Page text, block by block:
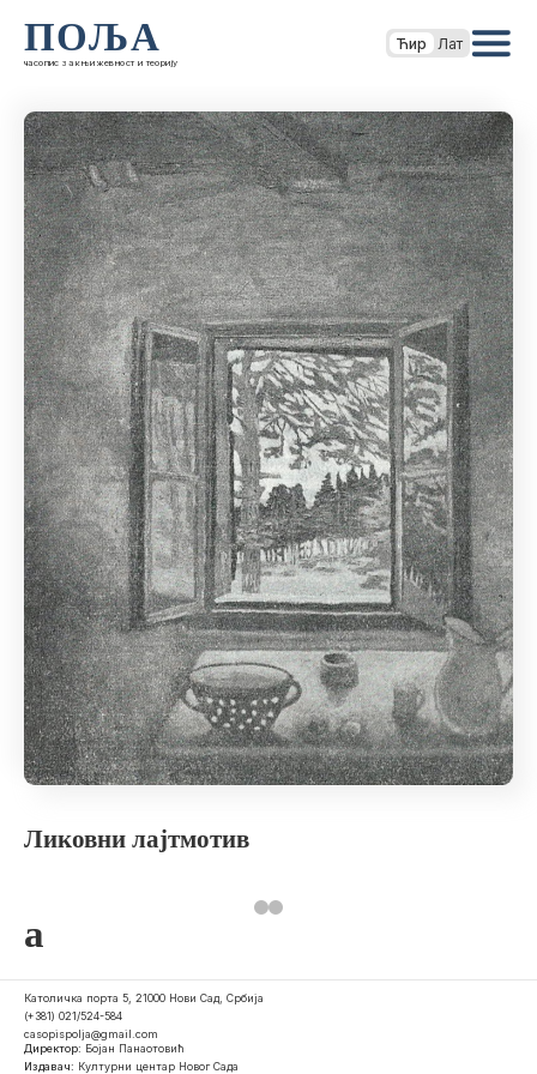
ПОЉА
часопис за књижевност и теорију
Ћир Лат
Ликовни лајтмотив
a
Католичка порта 5, 21000 Нови Сад, Србија
(+381) 021/524-584
casopispolja@gmail.com
Директор: Бојан Панаотовић
Издавач: Културни центар Новог Сада